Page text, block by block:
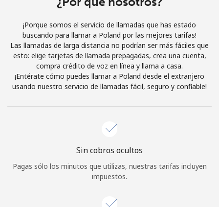
o
Continuar con
¡Porque somos el servicio de llamadas que has estado
buscando para llamar a Poland por las mejores tarifas!
Las llamadas de larga distancia no podrían ser más fáciles que
esto: elige tarjetas de llamada prepagadas, crea una cuenta,
compra crédito de voz en línea y llama a casa.
¡Entérate cómo puedes llamar a Poland desde el extranjero
usando nuestro servicio de llamadas fácil, seguro y confiable!
Sin cobros ocultos
Pagas sólo los minutos que utilizas, nuestras tarifas incluyen
impuestos.